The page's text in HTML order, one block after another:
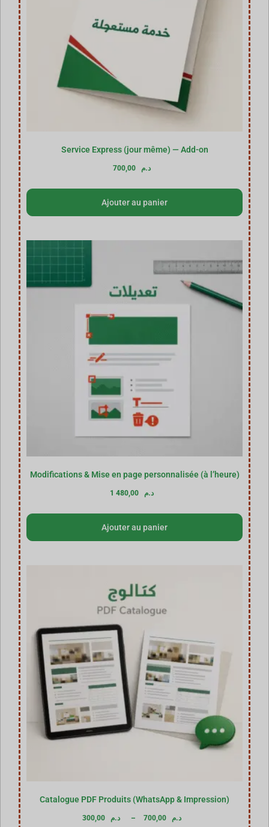
Service Express (jour même) — Add-on
700,00 د.م
Ajouter au panier
Modifications & Mise en page personnalisée (à l’heure)
1 480,00 د.م
Ajouter au panier
Catalogue PDF Produits (WhatsApp & Impression)
300,00 د.م – 700,00 د.م